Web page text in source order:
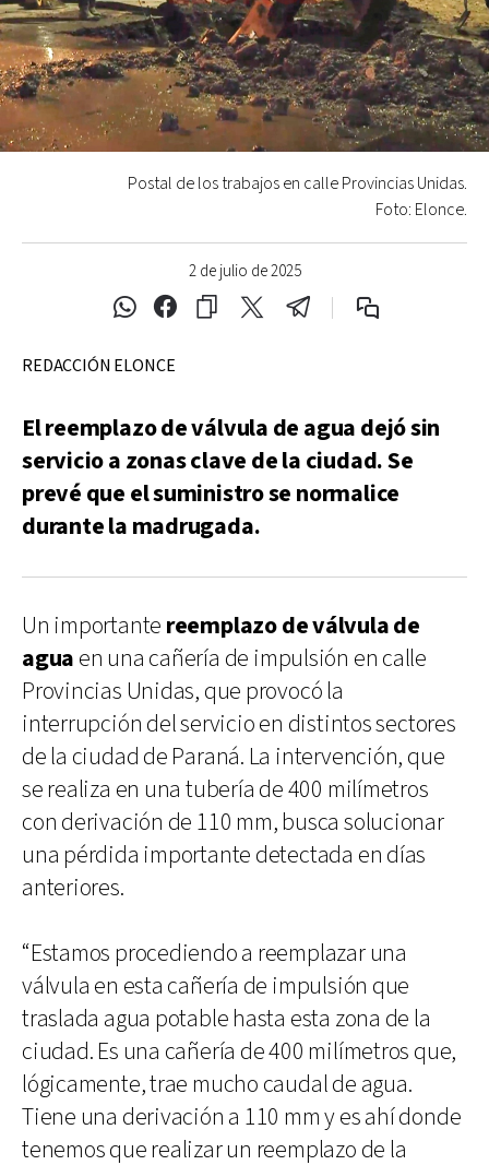
2 de julio de 2025
Postal de los trabajos en calle Provincias Unidas.
Foto: Elonce.
REDACCIÓN ELONCE
El reemplazo de válvula de agua dejó sin
servicio a zonas clave de la ciudad. Se
prevé que el suministro se normalice
durante la madrugada.
Un importante reemplazo de válvula de
agua en una cañería de impulsión en calle
Provincias Unidas, que provocó la
interrupción del servicio en distintos sectores
de la ciudad de Paraná. La intervención, que
se realiza en una tubería de 400 milímetros
con derivación de 110 mm, busca solucionar
una pérdida importante detectada en días
anteriores.
“Estamos procediendo a reemplazar una
válvula en esta cañería de impulsión que
traslada agua potable hasta esta zona de la
ciudad. Es una cañería de 400 milímetros que,
lógicamente, trae mucho caudal de agua.
Tiene una derivación a 110 mm y es ahí donde
tenemos que realizar un reemplazo de la